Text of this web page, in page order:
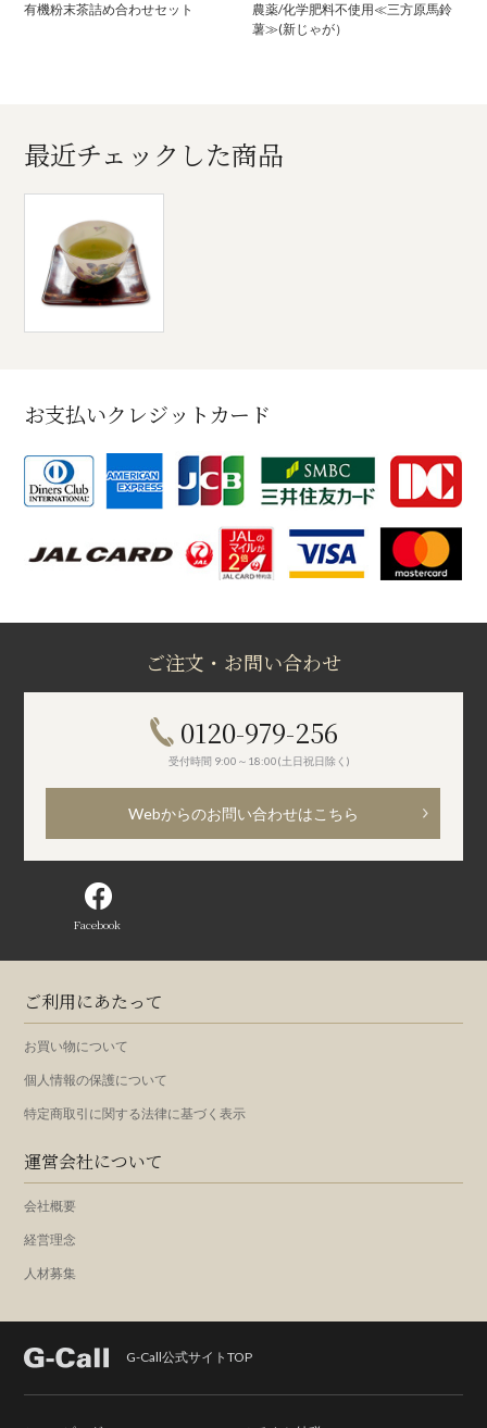
有機粉末茶詰め合わせセット
農薬/化学肥料不使用≪三方原馬鈴
薯≫(新じゃが）
最近チェックした商品
お支払いクレジットカード
ご注文・お問い合わせ
0120-979-256
受付時間 9:00～18:00(土日祝日除く)
Webからのお問い合わせはこちら
Facebook
ご利用にあたって
お買い物について
個人情報の保護について
特定商取引に関する法律に基づく表示
運営会社について
会社概要
経営理念
人材募集
G-Call公式サイトTOP